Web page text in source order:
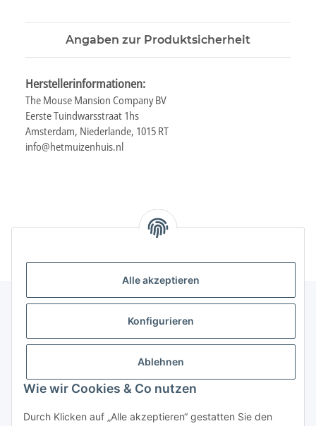
Alle akzeptieren
Konfigurieren
Ablehnen
Wie wir Cookies & Co nutzen
Durch Klicken auf „Alle akzeptieren“ gestatten Sie den
Angaben zur Produktsicherheit
Herstellerinformationen:
The Mouse Mansion Company BV
Eerste Tuindwarsstraat 1hs
Amsterdam, Niederlande, 1015 RT
info@hetmuizenhuis.nl
Informationen
Gesetzliche Informationen
Vertrag widerrufen